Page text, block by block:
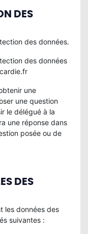
DES
des données.
des données
une
une question
le délégué à la
une réponse dans
posée ou de
DES
les données des
suivantes :